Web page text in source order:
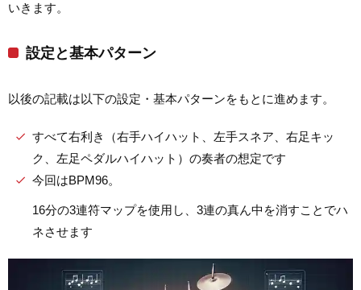
いきます。
設定と基本パターン
以後の記載は以下の設定・基本パターンをもとに進めます。
すべて右利き（右手ハイハット、左手スネア、右足キッ
ク、左足ペダルハイハット）の奏者の想定です
今回はBPM96。
16分の3連符マップを使用し、3連の真ん中を消すことでハ
ネさせます